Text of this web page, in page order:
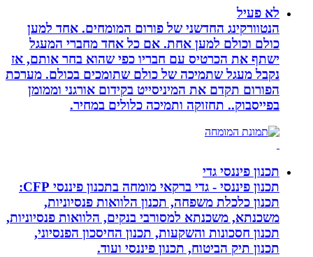
לא פעיל
הנטוורקינג החדשני של פורום המומחים. אחד למען
כולם וכולם למען אחת. אם כל אחד מחברי המעגל
ישתף את הכרטיס עם חבריו כפי שהוא בחר אותם, אז
נקבל מעגל שתמיכה של כולם שתומכים בכולם. מערכת
הפורום תקדם את המיניסייט בקידום אורגני וממומן
בפייסבוק.. תחזוקה ותמיכה כלולים במחיר.
תכנון פיננסי גדי
תכנון פיננסי - גדי ברקאי מומחה בתכנון פיננסי CFP:
תכנון כלכלת משפחה, תכנון הלוואות פנסיוניות,
משכנתא, משכנתא למסורבי בנקים, הלוואות פנסיוניות,
תכנון חסכונות והשקעות, תכנון החיסכון הפנסיוני,
תכנון תיק הביטוח, תכנון פיננסי ועוד.